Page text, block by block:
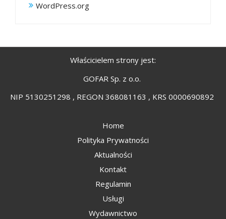
WordPress.org
Właścicielem strony jest:
GOFAR Sp. z o.o.
NIP 5130251298 , REGON 368081163 , KRS 0000690892
Home
Polityka Prywatności
Aktualności
Kontakt
Regulamin
Usługi
Wydawnictwo